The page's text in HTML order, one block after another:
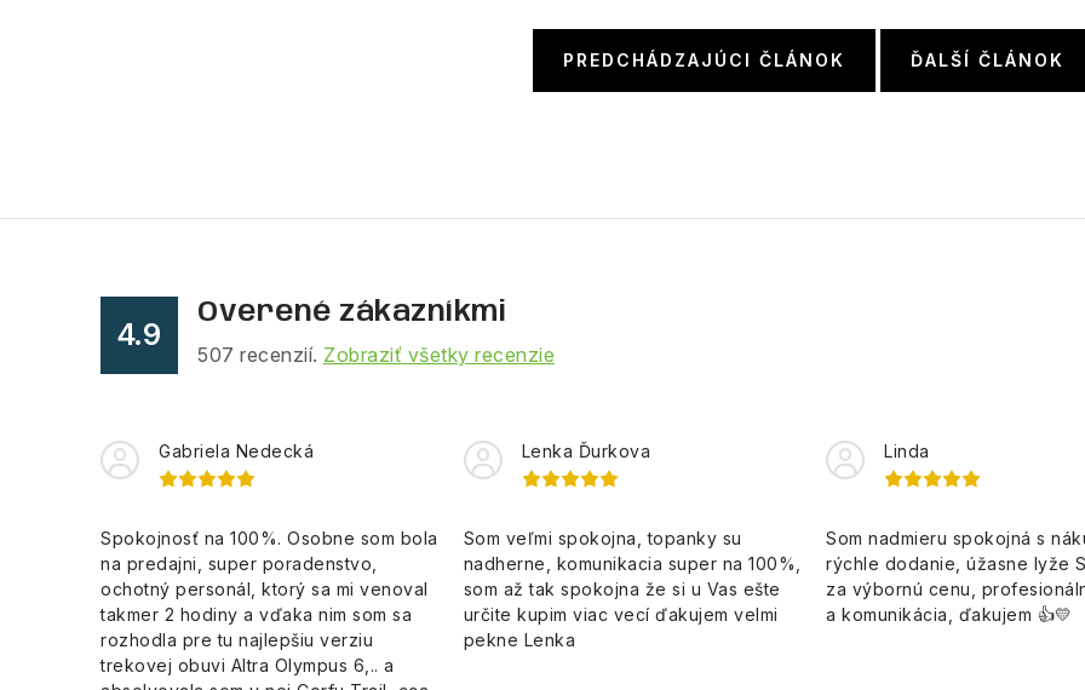
PREDCHÁDZAJÚCI ČLÁNOK ĎALŠÍ ČLÁNOK
4.9
Overené zákazníkmi
507 recenzií. Zobraziť všetky recenzie
Gabriela Nedecká
Spokojnosť na 100%. Osobne som bola
na predajni, super poradenstvo,
ochotný personál, ktorý sa mi venoval
takmer 2 hodiny a vďaka nim som sa
rozhodla pre tu najlepšiu verziu
trekovej obuvi Altra Olympus 6,.. a
Lenka Ďurkova
Som veľmi spokojna, topanky su
nadherne, komunikacia super na 100%,
som až tak spokojna že si u Vas ešte
určite kupim viac vecí ďakujem velmi
pekne Lenka
Linda
Som nadmieru spokojná s
rýchle dodanie, úžasne lyže
za výbornú cenu,
a komunikácia, ďakujem 👍💛